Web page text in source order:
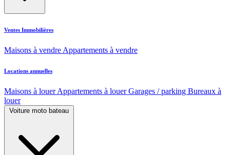
Ventes Immobilières
Maisons à vendre Appartements à vendre
Locations annuelles
Maisons à louerAppartements à louerGarages / parking Bureaux à
louer
Voiture moto bateau